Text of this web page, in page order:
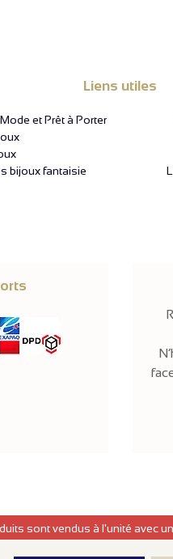
Liens utiles
et Prêt à Porter
bijoux fantaisie
sont vendus à l'unité avec